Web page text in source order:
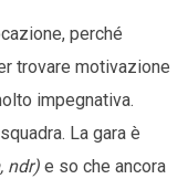
perché
trovare motivazione
impegnativa.
La gara è
ndr) e so che ancora